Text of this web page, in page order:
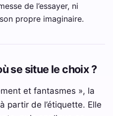
de l’essayer, ni
propre imaginaire.
se situe le choix ?
et fantasmes », la
partir de l’étiquette. Elle